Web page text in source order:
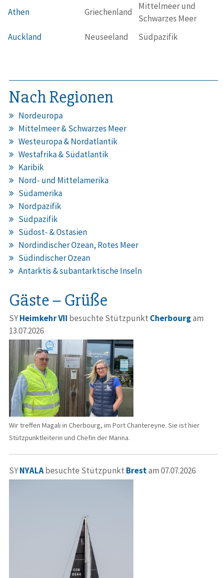
Athen Griechenland
Mittelmeer und
Schwarzes Meer
Auckland
Neuseeland Südpazifik
Nach Regionen
Nordeuropa
Mittelmeer & Schwarzes Meer
Westeuropa & Nordatlantik
Westafrika & Südatlantik
Karibik
Nord- und Mittelamerika
Südamerika
Nordpazifik
Südpazifik
Südost- & Ostasien
Nordindischer Ozean, Rotes Meer
Südindischer Ozean
Antarktis & subantarktische Inseln
Gäste – Grüße
SYHeimkehr VII besuchte Stützpunkt Cherbourgam
13.07.2026
Wir treffen Magali in Cherbourg, im Port Chantereyne. Sie ist hier
Stützpunktleiterin und Chefin der Marina.
SYNYALAbesuchte Stützpunkt Brestam 07.07.2026